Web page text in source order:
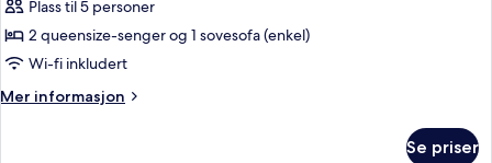
Luksussuite,
2
soverom
Plass til 5 personer
2 queensize-senger og 1 sovesofa (enkel)
Wi-fi inkludert
Mer informasjon
Mer
Se priser